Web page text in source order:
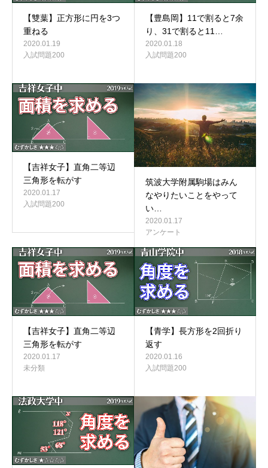
【雙葉】正方形に円を3つ
重ねる
2020.01.19
入試問題200
【豊島岡】11で割ると7余
り、31で割ると11…
2020.01.18
入試問題200
【吉祥女子】直角二等辺
三角形を転がす
2020.01.17
入試問題200
筑波大学附属駒場はみん
なやりたいことをやって
い…
2020.01.17
アンケート
【吉祥女子】直角二等辺
三角形を転がす
2020.01.17
未分類
【青学】長方形を2回折り
返す
2020.01.16
入試問題200